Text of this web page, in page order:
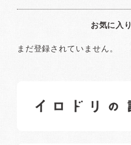
お気に入り
まだ登録されていません。
日常の様子など随時更新中です。